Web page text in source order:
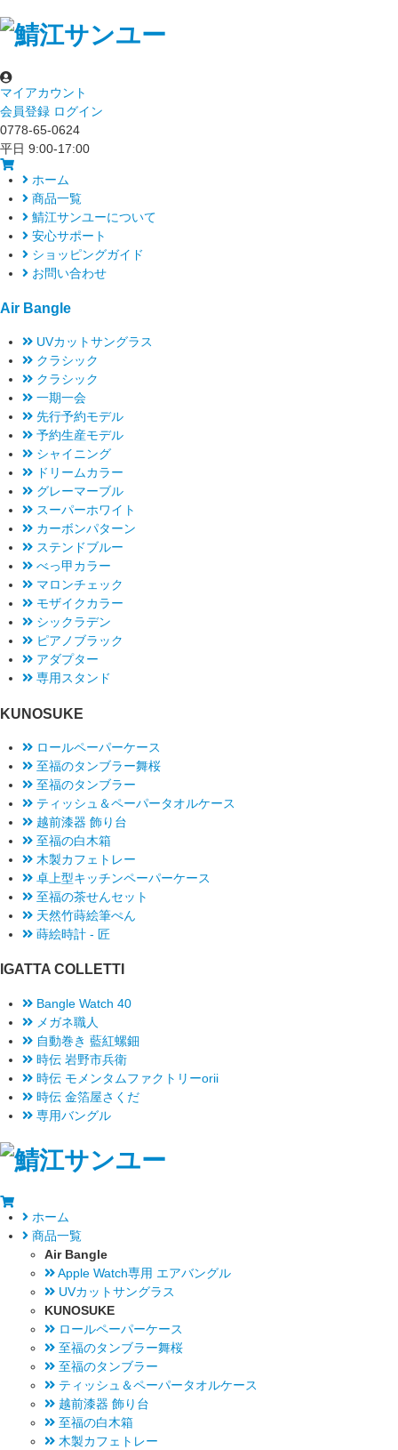
マイアカウント
会員登録 ログイン
0778-65-0624
平日 9:00-17:00
ホーム
商品一覧
鯖江サンユーについて
安心サポート
ショッピングガイド
お問い合わせ
Air Bangle
UVカットサングラス
クラシック
クラシック
一期一会
先行予約モデル
予約生産モデル
シャイニング
ドリームカラー
グレーマーブル
スーパーホワイト
カーボンパターン
ステンドブルー
べっ甲カラー
マロンチェック
モザイクカラー
シックラデン
ピアノブラック
アダプター
専用スタンド
KUNOSUKE
ロールペーパーケース
至福のタンブラー舞桜
至福のタンブラー
ティッシュ＆ペーパータオルケース
越前漆器 飾り台
至福の白木箱
木製カフェトレー
卓上型キッチンペーパーケース
至福の茶せんセット
天然竹蒔絵筆ぺん
蒔絵時計 - 匠
IGATTA COLLETTI
Bangle Watch 40
メガネ職人
自動巻き 藍紅螺鈿
時伝 岩野市兵衛
時伝 モメンタムファクトリーorii
時伝 金箔屋さくだ
専用バングル
ホーム
商品一覧
Air Bangle
Apple Watch専用 エアバングル
UVカットサングラス
KUNOSUKE
ロールペーパーケース
至福のタンブラー舞桜
至福のタンブラー
ティッシュ＆ペーパータオルケース
越前漆器 飾り台
至福の白木箱
木製カフェトレー